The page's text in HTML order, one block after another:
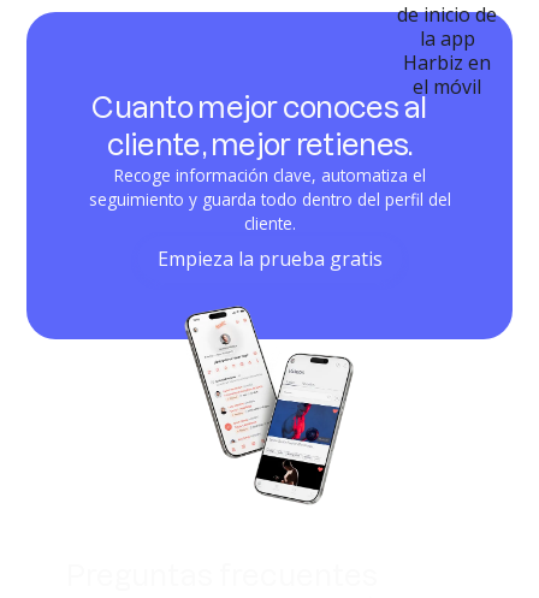
Cuanto mejor conoces al
cliente, mejor retienes.
Recoge información clave, automatiza el
seguimiento y guarda todo dentro del perfil del
cliente.
Empieza la prueba gratis